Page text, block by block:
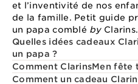
et l’inventivité de nos
de la famille. Petit guide
un papa comblé byClarins.
Quelles idées cadeaux
un papa ?
Comment ClarinsMen fête
Comment un cadeau